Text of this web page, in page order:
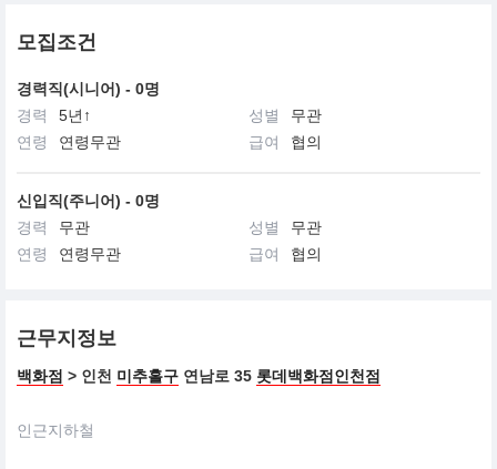
모집조건
경력직(시니어) - 0명
경력
5년↑ 성별
무관
연령
연령무관 급여 협의
신입직(주니어) - 0명
경력
무관 성별
무관
연령
연령무관 급여 협의
근무지정보
백화점 > 인천 미추홀구 연남로 35 롯데백화점인천점
인근지하철